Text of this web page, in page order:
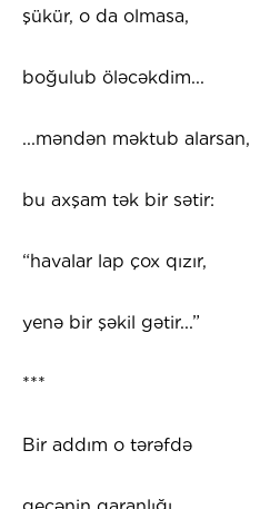
şükür, o da olmasa,
boğulub öləcəkdim...
...məndən məktub alarsan,
bu axşam tək bir sətir:
“havalar lap çox qızır,
yenə bir şəkil gətir...”
***
Bir addım o tərəfdə